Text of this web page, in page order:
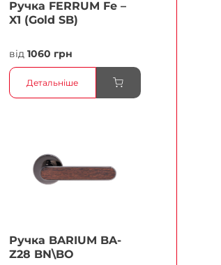
Ручка FERRUМ Fe –
X1 (Gold SB)
від 1060 грн
Детальніше
Ручка BARIUM BA-
Z28 BN\BO